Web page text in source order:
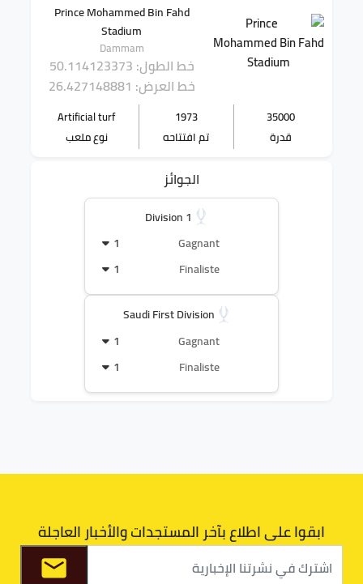
Prince Mohammed Bin Fahd
Stadium
Dammam
خط الطول: 50.114123373
خط العرض: 26.427148881
35000
قدرة
1973
تم افتتاحه
Artificial turf
نوع ملعب
الجوائز
Division 1
Gagnant
1
Finaliste
1
Saudi First Division
Gagnant
1
Finaliste
1
ابقوا على اطلاع بآخر المستجدات والأخبار العاجلة